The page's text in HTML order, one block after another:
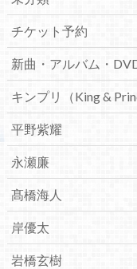
チケット予約
新曲・アルバム・
キンプリ（King &
平野紫耀
永瀬廉
髙橋海人
岸優太
岩橋玄樹